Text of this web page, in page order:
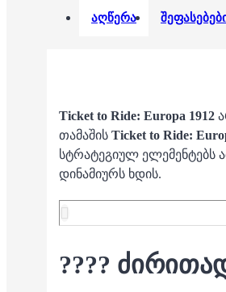
აღწერა
Ticket to Ride: Europa 1912
თამაშის Ticket to Ride:
სტრატეგიულ ელემენტებს
დინამიურს ხდის.
????